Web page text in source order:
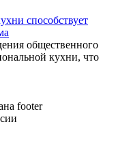
способствует
общественного
кухни, что